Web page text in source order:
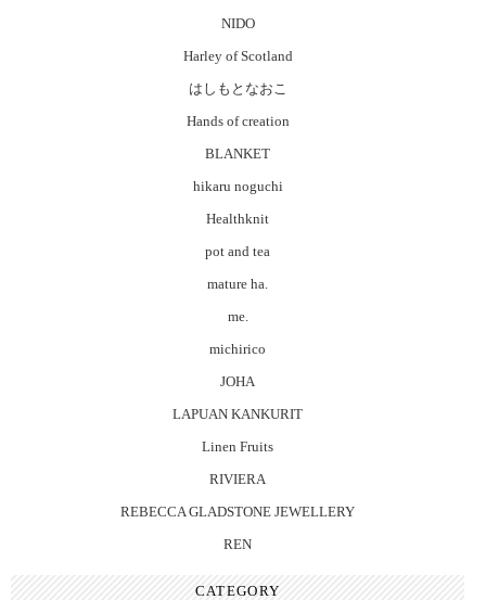
NIDO
Harley of Scotland
はしもとなおこ
Hands of creation
BLANKET
hikaru noguchi
Healthknit
pot and tea
mature ha.
me.
michirico
JOHA
LAPUAN KANKURIT
Linen Fruits
RIVIERA
REBECCA GLADSTONE JEWELLERY
REN
CATEGORY